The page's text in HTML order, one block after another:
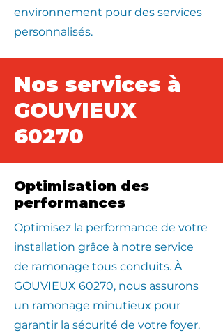
environnement pour des services
personnalisés.
Nos services à
GOUVIEUX
60270
Optimisation des
performances
Optimisez la performance de votre
installation grâce à notre service
de ramonage tous conduits. À
GOUVIEUX 60270, nous assurons
un ramonage minutieux pour
garantir la sécurité de votre foyer.